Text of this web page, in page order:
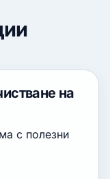
на
с полезни